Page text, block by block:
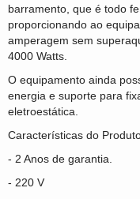
barramento, que é todo
proporcionando ao
amperagem sem
4000 Watts.
O equipamento ainda
energia e suporte para
eletroestática.
Características do
- 2 Anos de garantia.
- 220 V